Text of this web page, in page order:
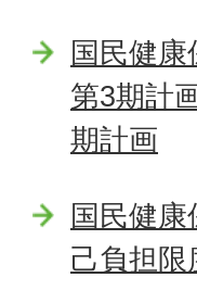
国民健
第3期計
期計画
国民健
己負担